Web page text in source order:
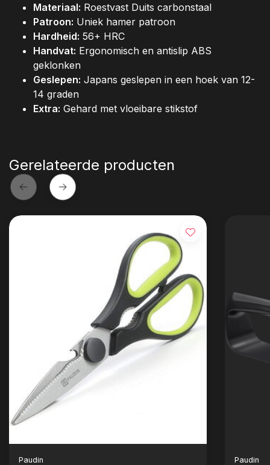
Materiaal: Roestvast Duits carbonstaal
Patroon: Uniek hamer patroon
Hardheid: 56+ HRC
Handvat: Ergonomisch en antislip ABS
geklonken
Geslepen: Japans geslepen in een hoek van 12-
14 graden
Extra: Gehard met vloeibare stikstof
Gerelateerde producten
Paudin Paudin